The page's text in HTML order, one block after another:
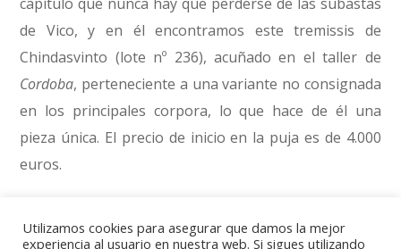
de Vico, y en él encontramos este tremissis de
Chindasvinto (lote nº 236), acuñado en el taller de
Cordoba, perteneciente a una variante no consignada
en los principales corpora, lo que hace de él una
pieza única. El precio de inicio en la puja es de 4.000
euros.
dedicado a las emisiones andalusíes es este dinar de
Utilizamos cookies para asegurar que damos la mejor
experiencia al usuario en nuestra web. Si sigues utilizando